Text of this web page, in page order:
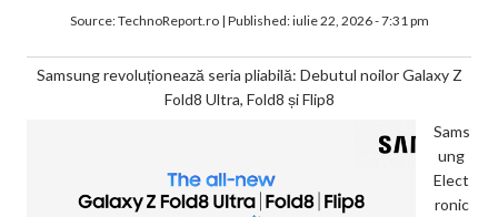
Source:TechnoReport.ro| Published:iulie 22, 2026 - 7:31 pm
Samsung revoluționează seria pliabilă: Debutul noilor Galaxy Z
Fold8 Ultra, Fold8 și Flip8
Sams
ung
Elect
ronic